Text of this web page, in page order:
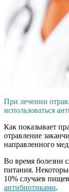
При лечении
использоваться
Как показывает
отравление
направленного
Во время болезни
питания.
10% случаев
антибиотиками.